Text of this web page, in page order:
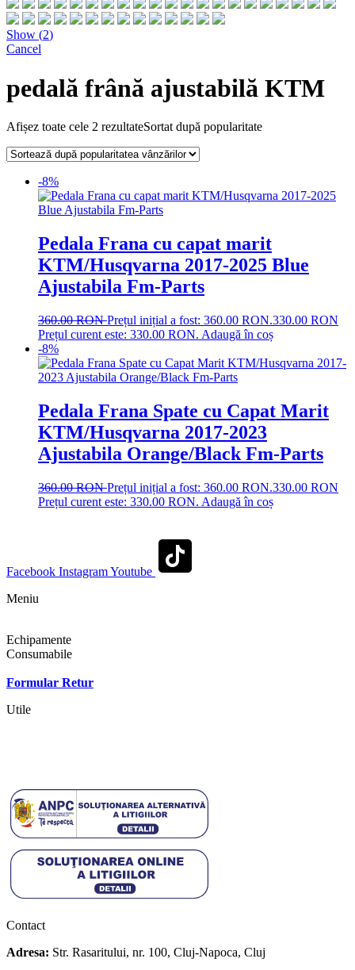
Show (2)
Cancel
pedală frână ajustabilă KTM
Afișez toate cele 2 rezultateSortat după popularitate
-8%
Pedala Frana cu capat marit
KTM/Husqvarna 2017-2025 Blue
Ajustabila Fm-Parts
360.00RONPrețul inițial a fost: 360.00 RON.330.00 RON
Prețul curent este: 330.00 RON. Adaugă în coș
-8%
Pedala Frana Spate cu Capat Marit
KTM/Husqvarna 2017-2023
Ajustabila Orange/Black Fm-Parts
360.00RONPrețul inițial a fost: 360.00 RON.330.00 RON
Prețul curent este: 330.00 RON. Adaugă în coș
Facebook InstagramYoutube
Meniu
Echipamente
Consumabile
Formular Retur
Utile
Contact
Adresa: Str. Rasaritului, nr. 100, Cluj-Napoca, Cluj